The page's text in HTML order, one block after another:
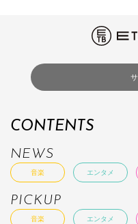
CONTENTS
NEWS
音楽 エンタメ
PICKUP
音楽 エンタメ